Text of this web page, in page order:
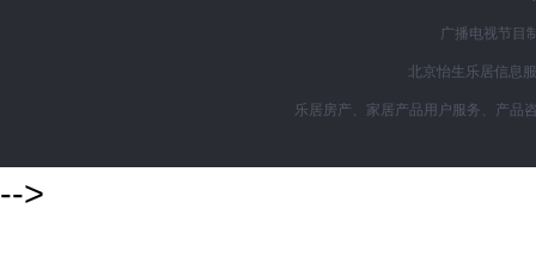
广播电视节目
北京怡生乐居信息
乐居房产、家居产品用户服务、产品
-->